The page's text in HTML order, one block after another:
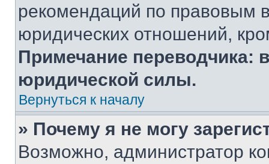
рекомендаций по правовым
юридических отношений,
Примечание переводчика:
юридической силы.
Вернуться к началу
» Почему я не могу
Возможно, администратор